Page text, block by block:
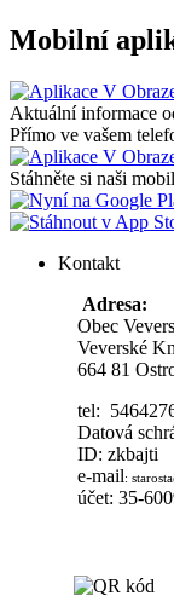
Mobilní
Aktuální informace
Přímo ve vašem
Stáhněte si naši
Kontakt
Adresa:
Obec
Veverské
664 81
tel:
Datová
ID:
e-mail:
účet: 35-